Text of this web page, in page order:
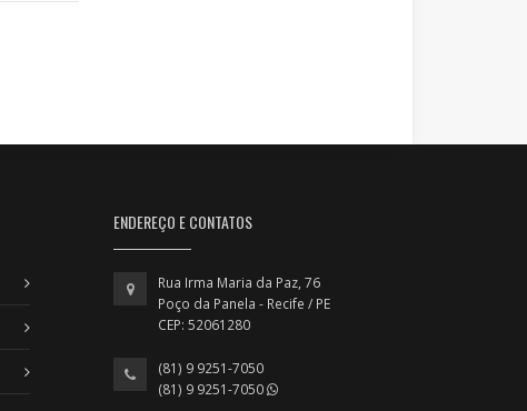
ENDEREÇO E CONTATOS
Rua Irma Maria da Paz, 76
Poço da Panela - Recife / PE
CEP: 52061280
(81) 9 9251-7050
(81) 9 9251-7050